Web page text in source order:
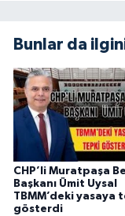
Bunlar da
CHP’li Muratpaşa
Başkanı Ümit Uysal
TBMM’deki yasaya
gösterdi